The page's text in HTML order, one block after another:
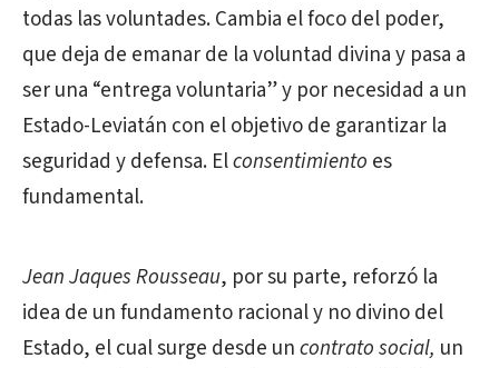
todas las voluntades. Cambia el foco del poder,
que deja de emanar de la voluntad divina y pasa a
ser una “entrega voluntaria” y por necesidad a un
Estado-Leviatán con el objetivo de garantizar la
seguridad y defensa. Elconsentimiento es
fundamental.
Jean Jaques Rousseau, por su parte, reforzó la
idea de un fundamento racional y no divino del
Estado, el cual surge desde uncontrato social, un